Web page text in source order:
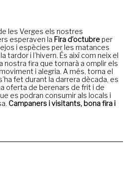
les Verges els nostres
esperaven la Fira d’octubre per
i espècies per les matances
tardor i l’hivern. És així com neix el
nostra fira que tornarà a omplir els
i alegria. A més, torna el
fet durant la darrera dècada, es
oferta de berenars de frit i de
es podran consumir als locals i
Campaners i visitants, bona fira i